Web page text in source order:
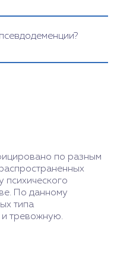
– состояния, при
имеют разные
признаков. Для
внимание на
или
когнитивных
(апатичное
точной
к
по разным
психического
По данному
типа
и тревожную.